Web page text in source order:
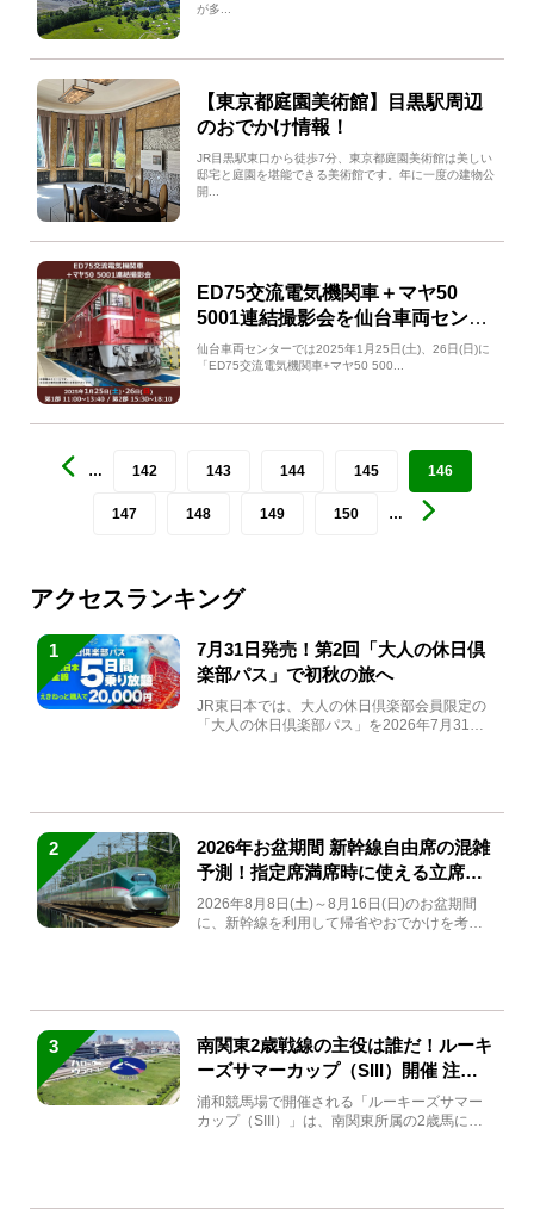
が多...
【東京都庭園美術館】目黒駅周辺
のおでかけ情報！
JR目黒駅東口から徒歩7分、東京都庭園美術館は美しい
邸宅と庭園を堪能できる美術館です。年に一度の建物公
開...
ED75交流電気機関車＋マヤ50
5001連結撮影会を仙台車両センタ
ーで開催！
仙台車両センターでは2025年1月25日(土)、26日(日)に
「ED75交流電気機関車+マヤ50 500...
… 142 143 144 145 146
147 148 149 150 …
アクセスランキング
1
7月31日発売！第2回「大人の休日倶
楽部パス」で初秋の旅へ
JR東日本では、大人の休日倶楽部会員限定の
「大人の休日倶楽部パス」を2026年7月31日
2
2026年お盆期間 新幹線自由席の混雑
予測！指定席満席時に使える立席特
急券も解説
2026年8月8日(土)～8月16日(日)のお盆期間
に、新幹線を利用して帰省やおでかけを考え
3
南関東2歳戦線の主役は誰だ！ルーキ
ーズサマーカップ（SIII）開催 注目
馬と見どころをチェック
浦和競馬場で開催される「ルーキーズサマー
カップ（SIII）」は、南関東所属の2歳馬によ